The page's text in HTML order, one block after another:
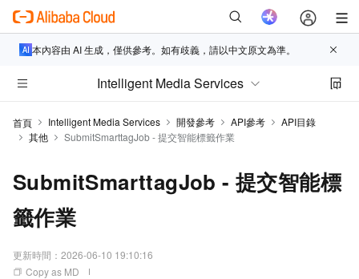
本內容由 AI 生成，僅供參考。如有歧義，請以中文原文為準。
Intelligent Media Services
首頁 Intelligent Media Services 開發參考 API參考
API目錄
其他
SubmitSmarttagJob - 提交智能標籤作業
SubmitSmarttagJob - 提交智能標
籤作業
更新時間： 2026-06-10 19:10:16
Copy as MD